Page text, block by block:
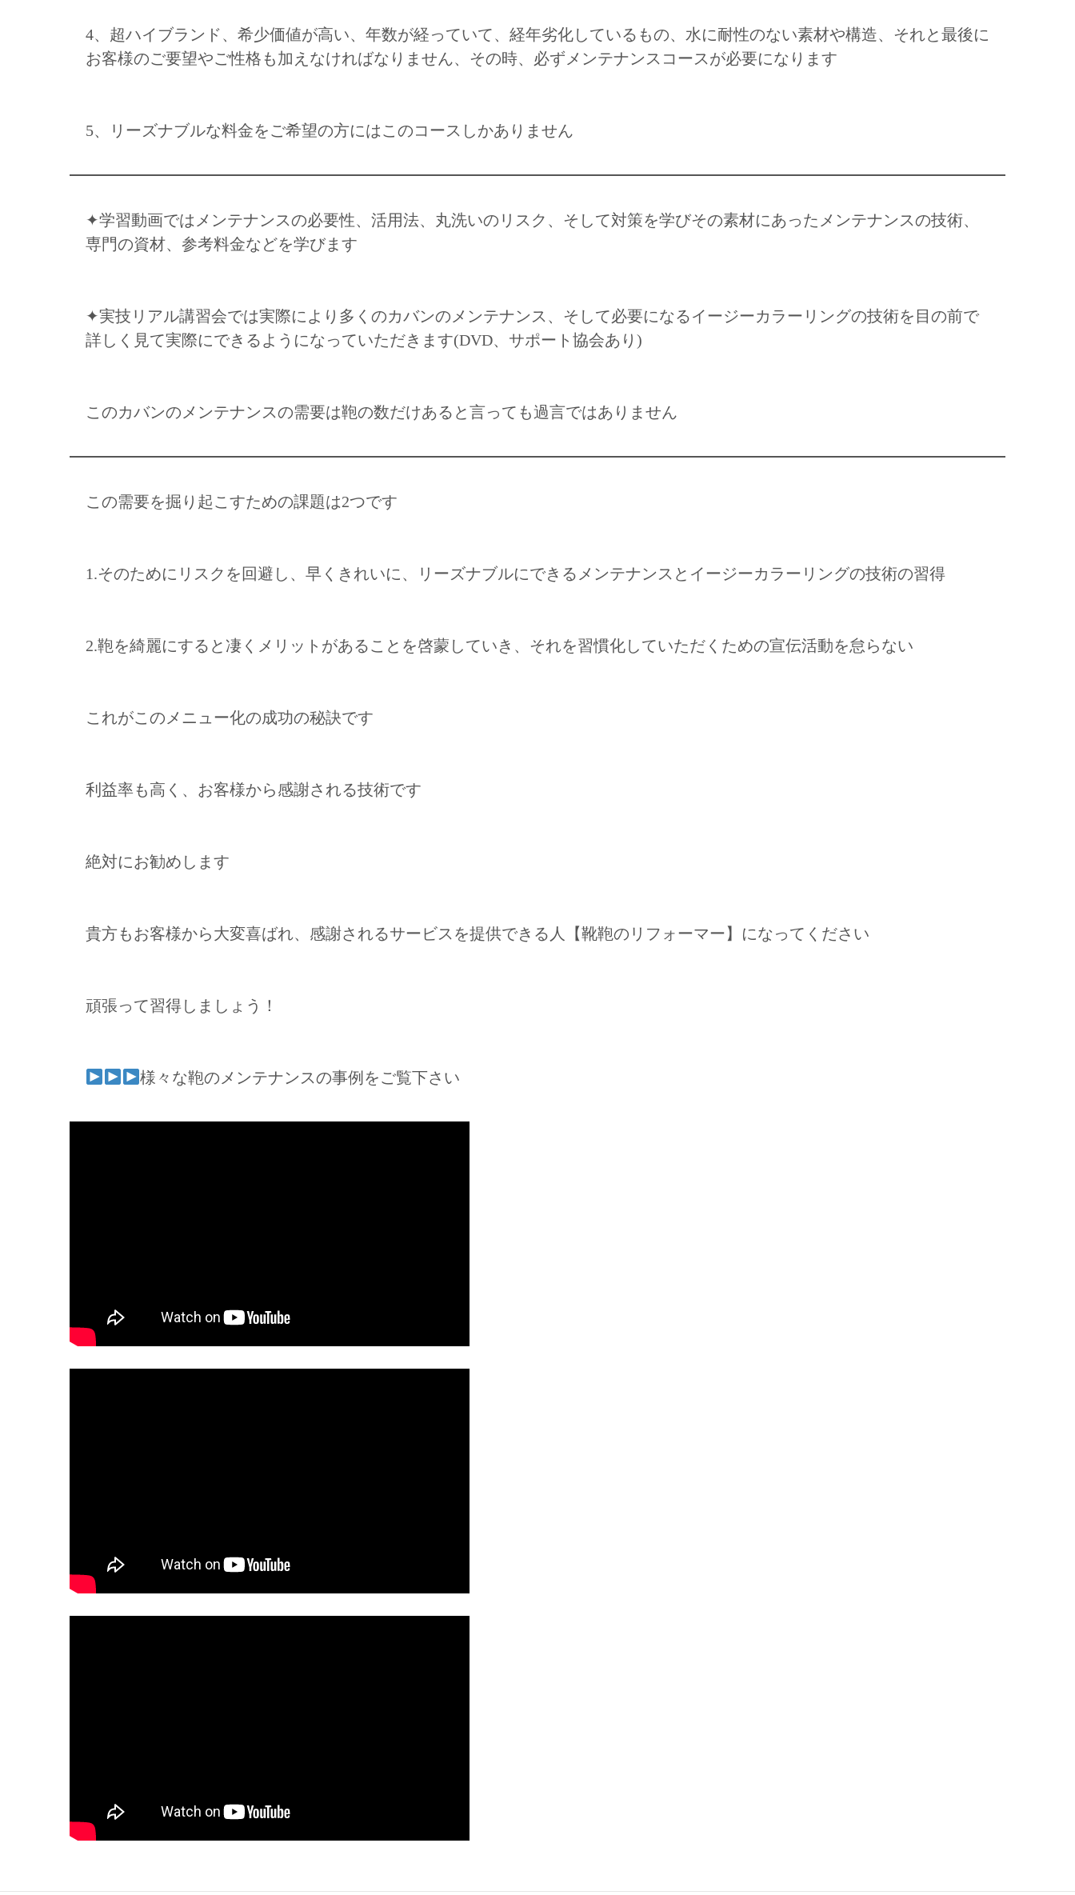
4、超ハイブランド、希少価値が高い、年数が経っていて、経年劣化しているもの、水に耐性のない素材や構造、それと最後に
お客様のご要望やご性格も加えなければなりません、その時、必ずメンテナンスコースが必要になります
5、リーズナブルな料金をご希望の方にはこのコースしかありません
✦学習動画ではメンテナンスの必要性、活用法、丸洗いのリスク、そして対策を学びその素材にあったメンテナンスの技術、
専門の資材、参考料金などを学びます
✦実技リアル講習会では実際により多くのカバンのメンテナンス、そして必要になるイージーカラーリングの技術を目の前で
詳しく見て実際にできるようになっていただきます(DVD、サポート協会あり)
このカバンのメンテナンスの需要は鞄の数だけあると言っても過言ではありません
この需要を掘り起こすための課題は2つです
1.そのためにリスクを回避し、早くきれいに、リーズナブルにできるメンテナンスとイージーカラーリングの技術の習得
2.鞄を綺麗にすると凄くメリットがあることを啓蒙していき、それを習慣化していただくための宣伝活動を怠らない
これがこのメニュー化の成功の秘訣です
利益率も高く、お客様から感謝される技術です
絶対にお勧めします
貴方もお客様から大変喜ばれ、感謝されるサービスを提供できる人【靴鞄のリフォーマー】になってください
頑張って習得しましょう！
様々な鞄のメンテナンスの事例をご覧下さい